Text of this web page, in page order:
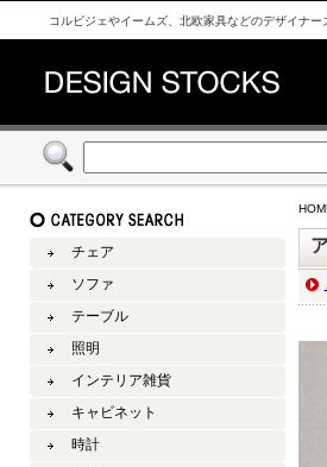
コルビジェやイームズ、北欧家具などのデザイナ
チェア
ソファ
テーブル
照明
インテリア雑貨
キャビネット
時計